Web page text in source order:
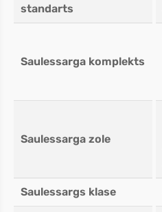
standarts
Saulessarga komplekts
Saulessarga zole
Saulessargs klase